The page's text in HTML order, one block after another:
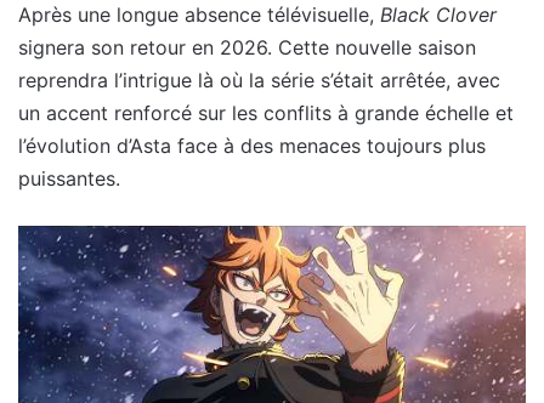
Après une longue absence télévisuelle, Black Clover
signera son retour en 2026. Cette nouvelle saison
reprendra l’intrigue là où la série s’était arrêtée, avec
un accent renforcé sur les conflits à grande échelle et
l’évolution d’Asta face à des menaces toujours plus
puissantes.